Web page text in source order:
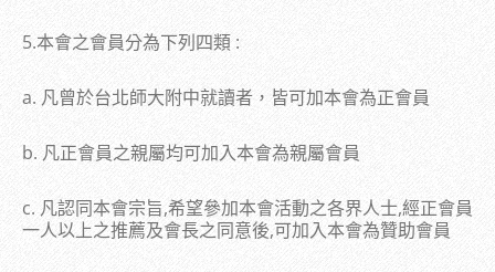
5.本會之會員分為下列四類 :
a. 凡曾於台北師大附中就讀者，皆可加本會為正會員
b. 凡正會員之親屬均可加入本會為親屬會員
c. 凡認同本會宗旨,希望參加本會活動之各界人士,經正會員
一人以上之推薦及會長之同意後,可加入本會為贊助會員